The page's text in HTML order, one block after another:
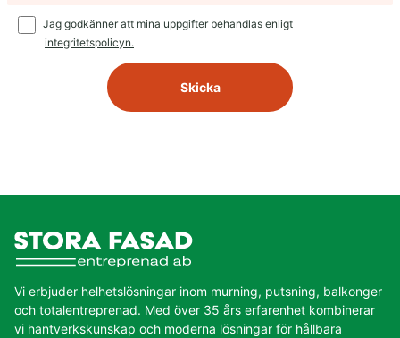
Jag godkänner att mina uppgifter behandlas enligt
integritetspolicyn.
Vi erbjuder helhetslösningar inom murning, putsning, balkonger
och totalentreprenad. Med över 35 års erfarenhet kombinerar
vi hantverkskunskap och moderna lösningar för hållbara